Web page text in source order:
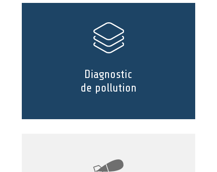
Diagnostic
de pollution